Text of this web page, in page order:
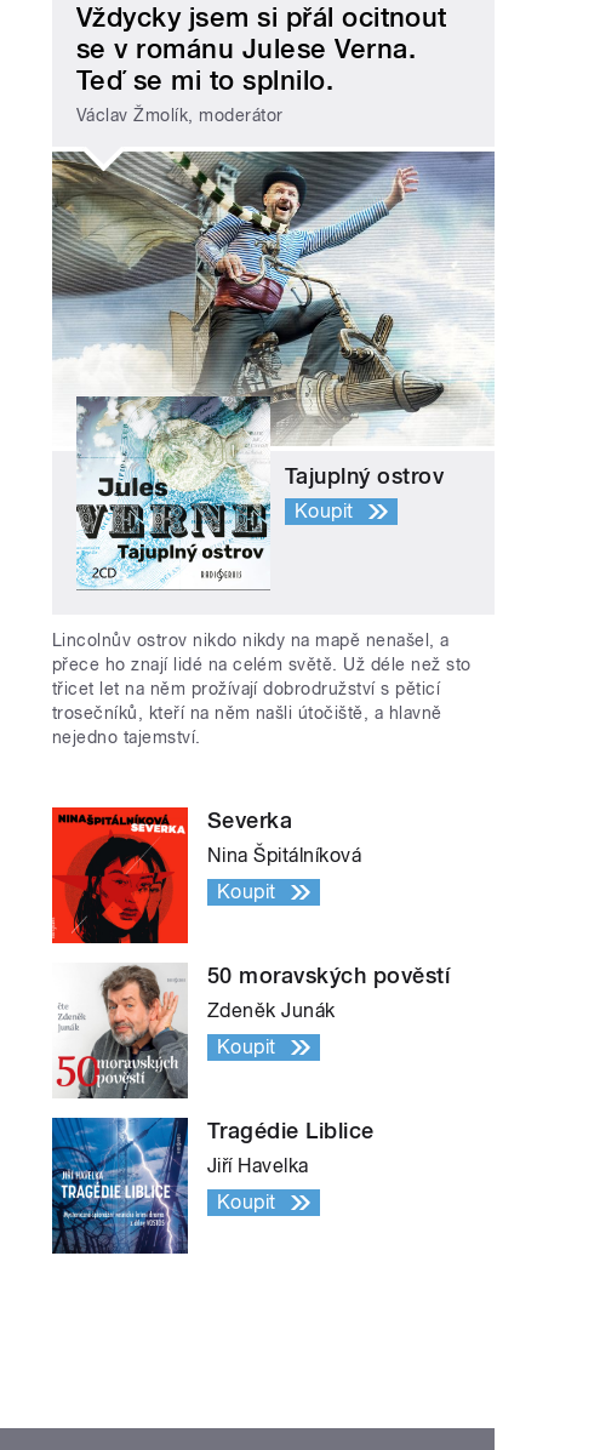
Vždycky jsem si přál ocitnout
se v románu Julese Verna.
Teď se mi to splnilo.
Václav Žmolík, moderátor
Tajuplný ostrov
Koupit
Lincolnův ostrov nikdo nikdy na mapě nenašel, a
přece ho znají lidé na celém světě. Už déle než sto
třicet let na něm prožívají dobrodružství s pěticí
trosečníků, kteří na něm našli útočiště, a hlavně
nejedno tajemství.
Severka
Nina Špitálníková
Koupit
50 moravských pověstí
Zdeněk Junák
Koupit
Tragédie Liblice
Jiří Havelka
Koupit